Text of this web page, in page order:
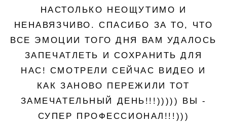
НАСТОЛЬКО НЕОЩУТИМО И
НЕНАВЯЗЧИВО. СПАСИБО ЗА ТО, ЧТО
ВСЕ ЭМОЦИИ ТОГО ДНЯ ВАМ УДАЛОСЬ
ЗАПЕЧАТЛЕТЬ И СОХРАНИТЬ ДЛЯ
НАС! СМОТРЕЛИ СЕЙЧАС ВИДЕО И
КАК ЗАНОВО ПЕРЕЖИЛИ ТОТ
ЗАМЕЧАТЕЛЬНЫЙ ДЕНЬ!!!))))) ВЫ -
СУПЕР ПРОФЕССИОНАЛ!!!)))